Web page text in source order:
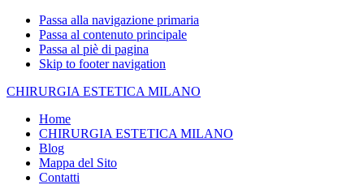
Passa alla navigazione primaria
Passa al contenuto principale
Passa al piè di pagina
Skip to footer navigation
CHIRURGIA ESTETICA MILANO
Home
CHIRURGIA ESTETICA MILANO
Blog
Mappa del Sito
Contatti